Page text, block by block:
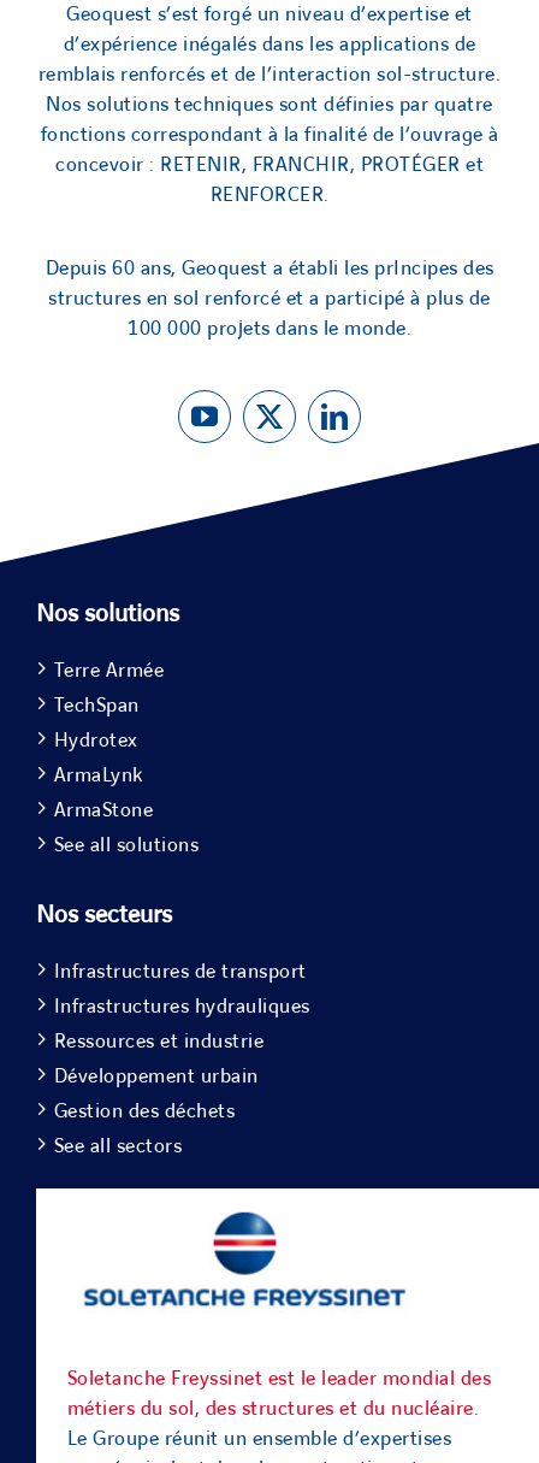
Geoquest s’est forgé un niveau d’expertise et
d’expérience inégalés dans les applications de
remblais renforcés et de l’interaction sol-structure.
Nos solutions techniques sont définies par quatre
fonctions correspondant à la finalité de l’ouvrage à
concevoir : RETENIR, FRANCHIR, PROTÉGER et
RENFORCER.
Depuis 60 ans, Geoquest a établi les prIncipes des
structures en sol renforcé et a participé à plus de
100 000 projets dans le monde.
Nos solutions
Terre Armée
TechSpan
Hydrotex
ArmaLynk
ArmaStone
See all solutions
Nos secteurs
Infrastructures de transport
Infrastructures hydrauliques
Ressources et industrie
Développement urbain
Gestion des déchets
See all sectors
Soletanche Freyssinet est le leader mondial des
métiers du sol, des structures et du nucléaire.
Le Groupe réunit un ensemble d’expertises